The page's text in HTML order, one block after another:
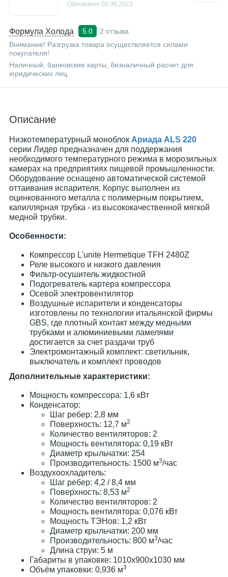
Формула Холода 5.0
2 отзыва
Внимание! Разгрузка товара осуществляется силами
покупателя!
Наличный, банковские карты, безналичный расчет для
юридических лиц
Обновлено 05.06.2023
Описание
Низкотемпературный моноблок Ариада ALS 220
серии Лидер предназначен для поддержания
необходимого температурного режима в морозильных
камерах на предприятиях пищевой промышленности.
Оборудование оснащено автоматической системой
оттаивания испарителя. Корпус выполнен из
оцинкованного металла с полимерным покрытием,
капиллярная трубка - из высококачественной мягкой
медной трубки.
Особенности:
Компрессор L'unite Hermetique ТFН 2480Z
Реле высокого и низкого давления
Фильтр-осушитель жидкостной
Подогреватель картера компрессора
Осевой электровентилятор
Воздушные испарители и конденсаторы
изготовлены по технологии итальянской фирмы
GBS, где плотный контакт между медными
трубками и алюминиевыми ламелями
достигается за счет раздачи труб
Электромонтажный комплект: светильник,
выключатель и комплект проводов
Дополнительные характеристики:
Мощность компрессора: 1,6 кВт
Конденсатор:
Шаг ребер: 2,8 мм
Поверхность: 12,7 м2
Количество вентиляторов: 2
Мощность вентилятора: 0,19 кВт
Диаметр крыльчатки: 254
Производительность: 1500 м3/час
Воздухоохладитель:
Шаг ребер: 4,2 / 8,4 мм
Поверхность: 8,53 м2
Количество вентиляторов: 2
Мощность вентилятора: 0,076 кВт
Мощность ТЭНов: 1,2 кВт
Диаметр крыльчатки: 200 мм
Производительность: 800 м3/час
Длина струи: 5 м
Габариты в упаковке: 1010х900х1030 мм
Объём упаковки: 0,936 м3